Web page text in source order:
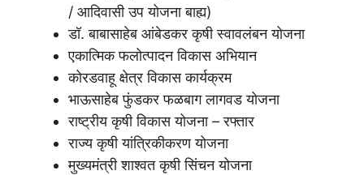
/ आदिवासी उप योजना बाह्य)
डॉ. बाबासाहेब आंबेडकर कृषी स्वावलंबन योजना
एकात्मिक फलोत्पादन विकास अभियान
कोरडवाहू क्षेत्र विकास कार्यक्रम
भाऊसाहेब फुंडकर फळबाग लागवड योजना
राष्ट्रीय कृषी विकास योजना – रफ्तार
राज्य कृषी यांत्रिकीकरण योजना
मुख्यमंत्री शाश्वत कृषी सिंचन योजना